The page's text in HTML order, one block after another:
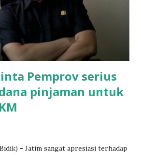
untuk pembangunan gedung sekolah,
Fadhilah siswa kelas XI saat
bilangnya wajib Rp 1,5 juta dan waktu
Pemprov serius
pinjaman untuk
- Jatim sangat apresiasi terhadap